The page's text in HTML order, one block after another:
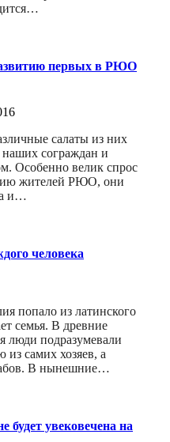
первых в РЮО
салаты из них
сограждан и
Особенно велик спрос
жителей РЮО, они
и…
человека
попало из латинского
семья. В древние
люди подразумевали
самих хозяев, а
В нынешние…
будет увековечена на